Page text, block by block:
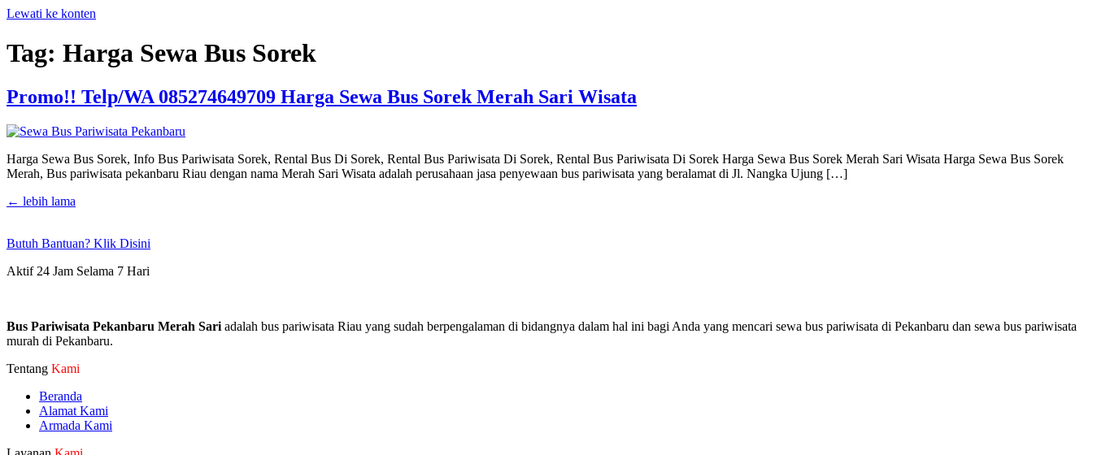
Lewati ke konten
Tag: Harga Sewa Bus Sorek
Promo!! Telp/WA 085274649709 Harga Sewa Bus Sorek Merah Sari Wisata
Harga Sewa Bus Sorek, Info Bus Pariwisata Sorek, Rental Bus Di Sorek, Rental Bus Pariwisata Di Sorek, Rental Bus Pariwisata Di Sorek Harga Sewa Bus Sorek Merah Sari Wisata Harga Sewa Bus Sorek
Merah, Bus pariwisata pekanbaru Riau dengan nama Merah Sari Wisata adalah perusahaan jasa penyewaan bus pariwisata yang beralamat di Jl. Nangka Ujung […]
← lebih lama
Butuh Bantuan? Klik Disini
Aktif 24 Jam Selama 7 Hari
Bus Pariwisata Pekanbaru Merah Sari adalah bus pariwisata Riau yang sudah berpengalaman di bidangnya dalam hal ini bagi Anda yang mencari sewa bus pariwisata di Pekanbaru dan sewa bus pariwisata
murah di Pekanbaru.
Tentang Kami
Beranda
Alamat Kami
Armada Kami